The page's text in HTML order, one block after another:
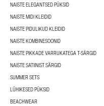
NAISTE ELEGANTSED PÜKSID
NAISTE MIDI KLEIDID
NAISTE PIDULIKUD KLEIDID
NAISTE KOMBINESOONID
NAISTE PIKKADE VARRUKATEGA T-SÄRGID
NAISTE SATIINIST SÄRGID
SUMMER SETS
LÜHIKESED PÜKSID
BEACHWEAR